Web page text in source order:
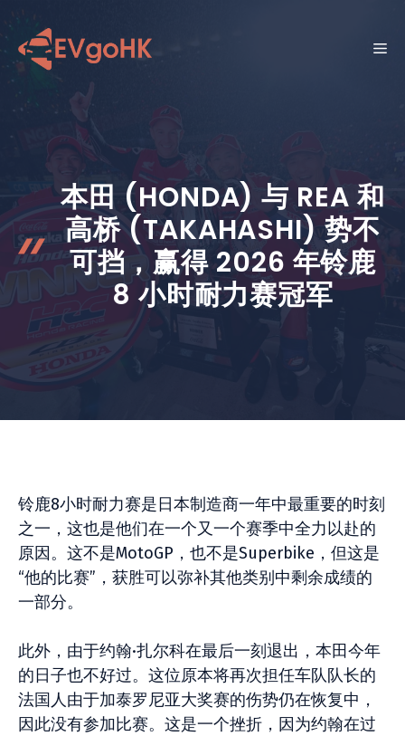
菜
本田 (HONDA) 与 REA 和
高桥 (TAKAHASHI) 势不
可挡，赢得 2026 年铃鹿
8 小时耐力赛冠军
铃鹿8小时耐力赛是日本制造商一年中最重要的时刻
之一，这也是他们在一个又一个赛季中全力以赴的
原因。这不是MotoGP，也不是Superbike，但这是
“他的比赛”，获胜可以弥补其他类别中剩余成绩的
一部分。
此外，由于约翰·扎尔科在最后一刻退出，本田今年
的日子也不好过。这位原本将再次担任车队队长的
法国人由于加泰罗尼亚大奖赛的伤势仍在恢复中，
因此没有参加比赛。这是一个挫折，因为约翰在过